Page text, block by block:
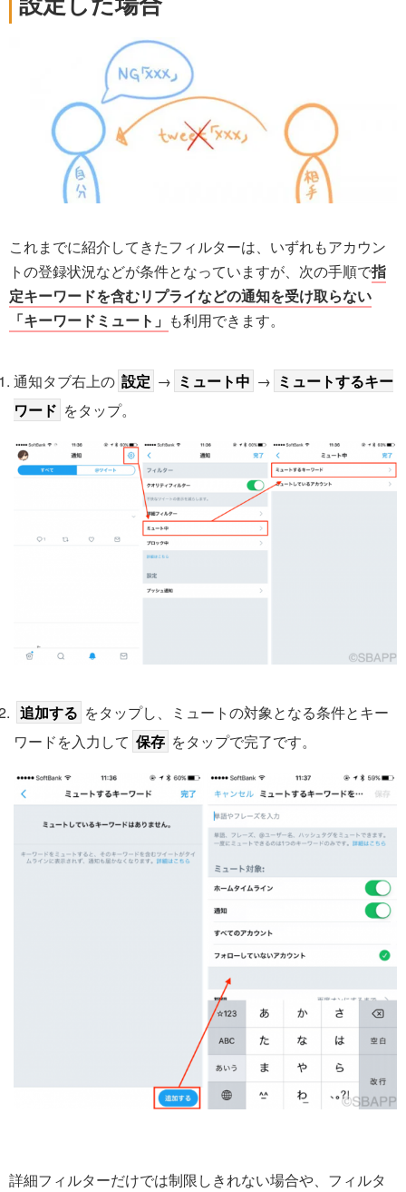
これまでに紹介してきたフィルターは、いずれもアカウン
トの登録状況などが条件となっていますが、次の手順で指
定キーワードを含むリプライなどの通知を受け取らない
「キーワードミュート」 も利用できます。
通知タブ右上の 設定 → ミュート中 → ミュートするキー
ワード をタップ。
追加する をタップし、ミュートの対象となる条件とキー
ワードを入力して 保存 をタップで完了です。
詳細フィルターだけでは制限しきれない場合や、フィルタ